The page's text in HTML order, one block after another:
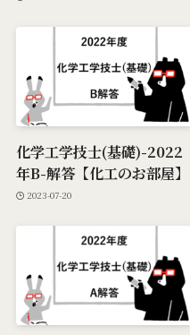
化学工学技士(基礎)-2022
年B-解答【化工のお部屋】
2023-07-20